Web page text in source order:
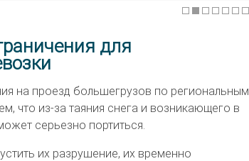
для
на проезд большегрузов по региональным
что из-за таяния снега и возникающего в
серьезно портиться.
их разрушение, их временно